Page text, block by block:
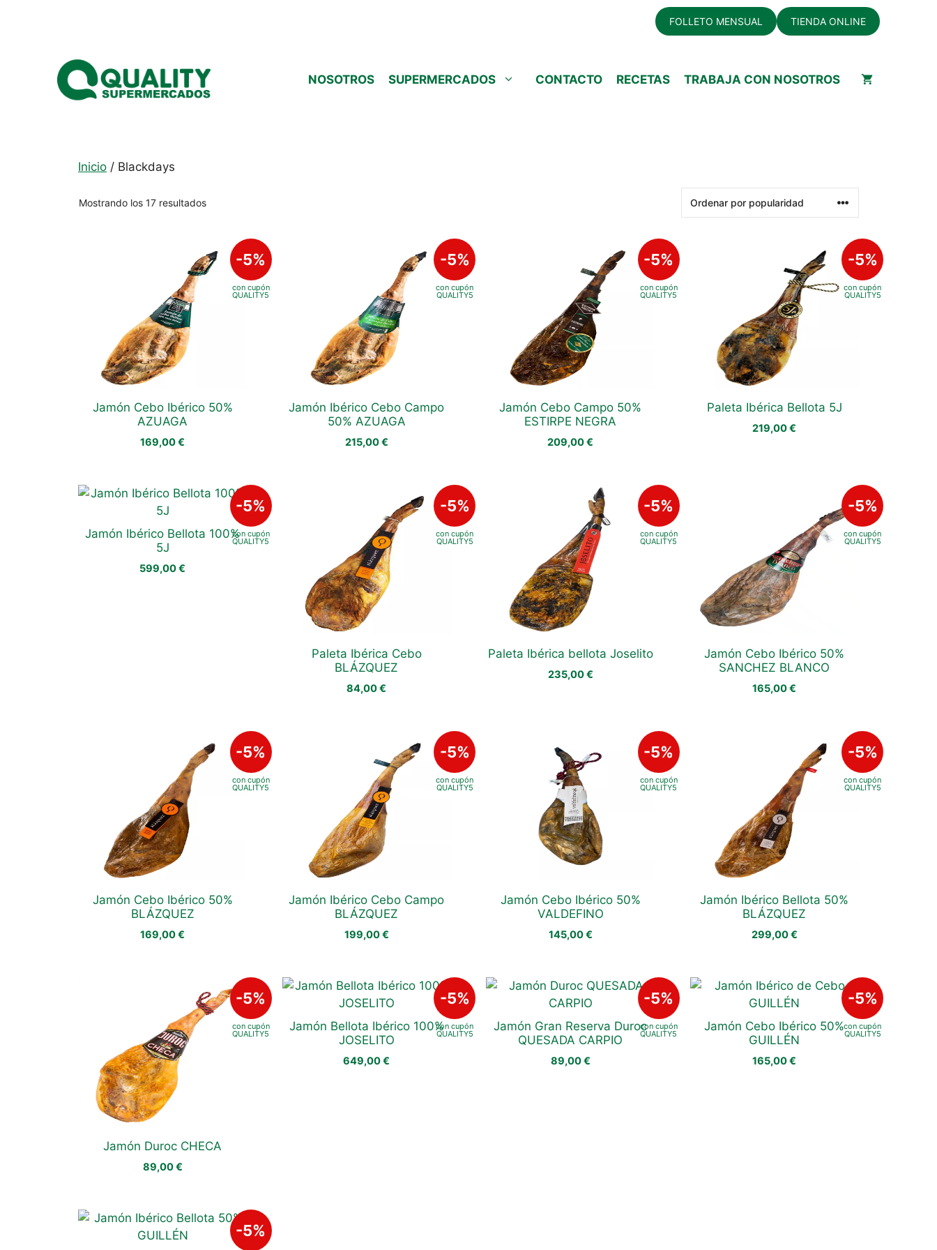
FOLLETO MENSUAL TIENDA ONLINE
NOSOTROS SUPERMERCADOS CONTACTO RECETAS TRABAJA CON NOSOTROS
Inicio / Blackdays
Mostrando los 17 resultadosOrdenado
Jamón Cebo Ibérico 50%
AZUAGA
169,00€
Jamón Ibérico Cebo Campo
50% AZUAGA
215,00€
Jamón Cebo Campo 50%
ESTIRPE NEGRA
209,00€
Paleta Ibérica Bellota 5J
219,00€
Jamón Ibérico Bellota 100%
5J
599,00€
Paleta Ibérica Cebo
BLÁZQUEZ
84,00€
Paleta Ibérica bellota Joselito
235,00€
Jamón Cebo Ibérico 50%
SANCHEZ BLANCO
165,00€
Jamón Cebo Ibérico 50%
BLÁZQUEZ
169,00€
Jamón Ibérico Cebo Campo
BLÁZQUEZ
199,00€
Jamón Cebo Ibérico 50%
VALDEFINO
145,00€
Jamón Ibérico Bellota 50%
BLÁZQUEZ
299,00€
Jamón Duroc CHECA
89,00€
Jamón Bellota Ibérico 100%
JOSELITO
649,00€
Jamón Gran Reserva Duroc
QUESADA CARPIO
89,00€
Jamón Cebo Ibérico 50%
GUILLÉN
165,00€